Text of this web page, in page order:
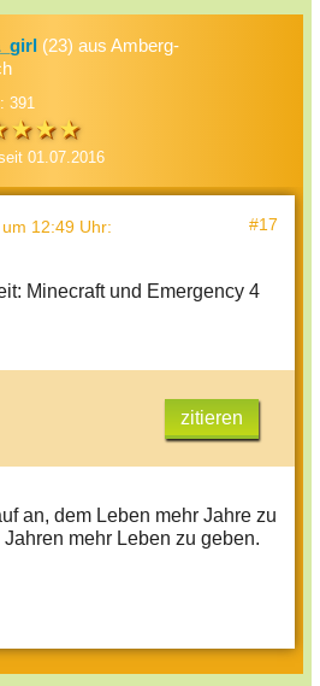
(23) aus Amberg-
391
01.07.2016
12:49 Uhr: #17
Minecraft und Emergency 4
zitieren
an, dem Leben mehr Jahre zu
mehr Leben zu geben.